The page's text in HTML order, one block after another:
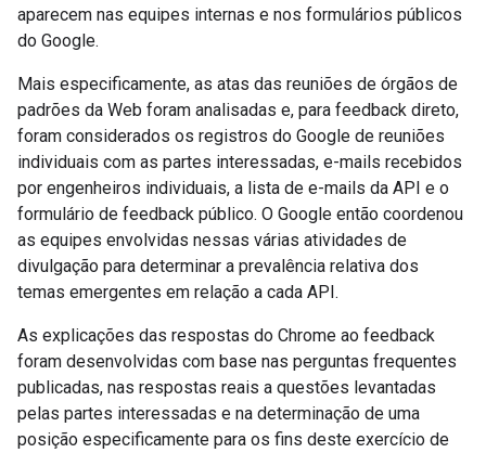
aparecem nas equipes internas e nos formulários públicos
do Google.
Mais especificamente, as atas das reuniões de órgãos de
padrões da Web foram analisadas e, para feedback direto,
foram considerados os registros do Google de reuniões
individuais com as partes interessadas, e-mails recebidos
por engenheiros individuais, a lista de e-mails da API e o
formulário de feedback público. O Google então coordenou
as equipes envolvidas nessas várias atividades de
divulgação para determinar a prevalência relativa dos
temas emergentes em relação a cada API.
As explicações das respostas do Chrome ao feedback
foram desenvolvidas com base nas perguntas frequentes
publicadas, nas respostas reais a questões levantadas
pelas partes interessadas e na determinação de uma
posição especificamente para os fins deste exercício de